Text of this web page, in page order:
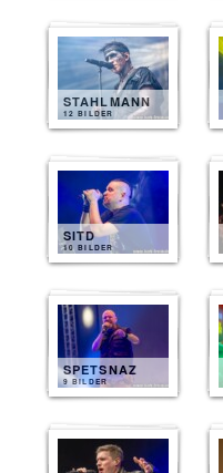
STAHLMANN
12 BILDER
SITD
10 BILDER
SPETSNAZ
9 BILDER